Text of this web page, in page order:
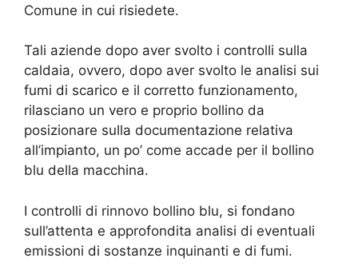
Comune in cui risiedete.
Tali aziende dopo aver svolto i controlli sulla
caldaia, ovvero, dopo aver svolto le analisi sui
fumi di scarico e il corretto funzionamento,
rilasciano un vero e proprio bollino da
posizionare sulla documentazione relativa
all’impianto, un po’ come accade per il bollino
blu della macchina.
I controlli di rinnovo bollino blu, si fondano
sull’attenta e approfondita analisi di eventuali
emissioni di sostanze inquinanti e di fumi.